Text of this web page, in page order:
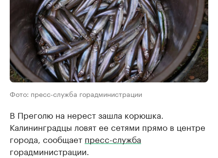
Фото: пресс-служба горадминистрации
В Преголю на нерест зашла корюшка.
Калининградцы ловят ее сетями прямо в центре
города, сообщает пресс-служба
горадминистрации.